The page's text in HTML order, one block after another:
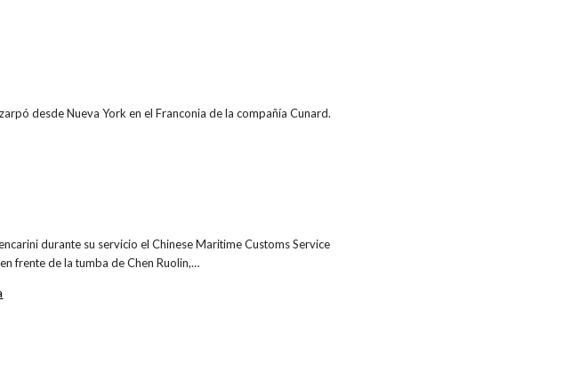
desde Nueva York en el Franconia de la compañía Cunard.
durante su servicio el Chinese Maritime Customs Service
frente de la tumba de Chen Ruolin,…